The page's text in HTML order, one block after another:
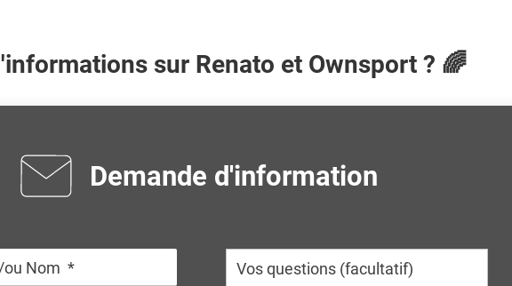
sur Renato et Ownsport ? 🌈
Demande d'information